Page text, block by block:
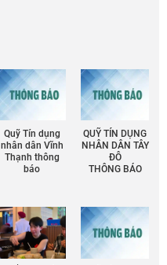
Quỹ Tín dụng
nhân dân Vĩnh
Thạnh thông
báo
QUỸ TÍN DỤNG
NHÂN DÂN TÂY
ĐÔ
THÔNG BÁO